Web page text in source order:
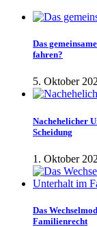
Das
fahren?
5. Oktober
Nachehelicher
Scheidung
1. Oktober
Das
Familienrecht